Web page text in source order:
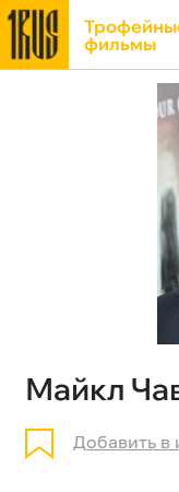
фильмы
Майкл
Добавить в